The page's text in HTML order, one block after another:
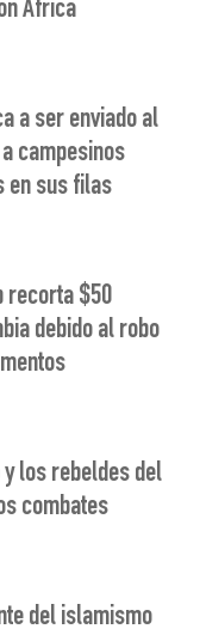
África
a ser enviado al
campesinos
en sus filas
recorta $50
debido al robo
y los rebeldes del
combates
del islamismo